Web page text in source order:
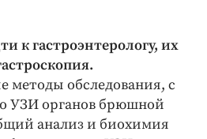
к гастроэнтерологу, их
методы обследования, с
УЗИ органов брюшной
анализ и биохимия